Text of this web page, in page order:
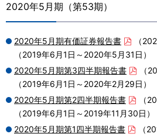
2020年5月期（第53期）
2020年5月期有価証券報告書
（
（2019年6月1日～2020年5月31日）
2020年5月期第3四半期報告書
（
（2019年6月1日～2020年2月29日）
2020年5月期第2四半期報告書
（
（2019年6月1日～2019年11月30日）
2020年5月期第1四半期報告書
（